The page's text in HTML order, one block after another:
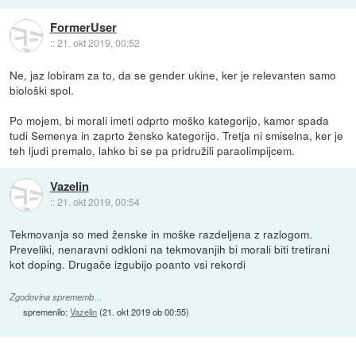
FormerUser
::21. okt 2019, 00:52
Ne, jaz lobiram za to, da se gender ukine, ker je relevanten samo
biološki spol.
Po mojem, bi morali imeti odprto moško kategorijo, kamor spada
tudi Semenya in zaprto žensko kategorijo. Tretja ni smiselna, ker je
teh ljudi premalo, lahko bi se pa pridružili paraolimpijcem.
Vazelin
::21. okt 2019, 00:54
Tekmovanja so med ženske in moške razdeljena z razlogom.
Preveliki, nenaravni odkloni na tekmovanjih bi morali biti tretirani
kot doping. Drugače izgubijo poanto vsi rekordi
Zgodovina sprememb…
spremenilo:Vazelin(21. okt 2019 ob 00:55)